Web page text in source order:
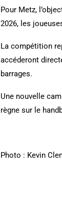
Pour Metz,
2026, les
La compétition
accéderont
barrages.
Une nouvelle
règne sur le
Photo : Kevin